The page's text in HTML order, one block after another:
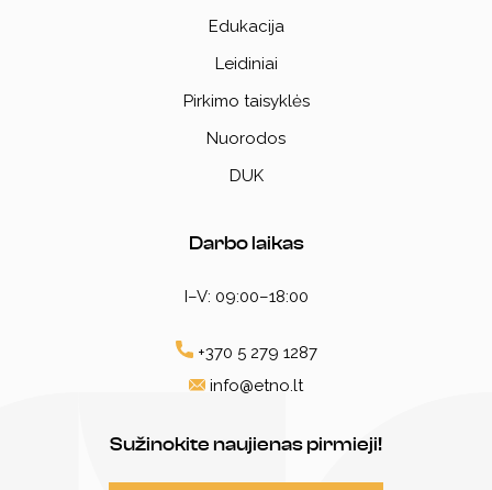
Edukacija
Leidiniai
Pirkimo taisyklės
Nuorodos
DUK
Darbo laikas
I–V: 09:00–18:00
+370 5 279 1287
info@etno.lt
Sužinokite naujienas pirmieji!